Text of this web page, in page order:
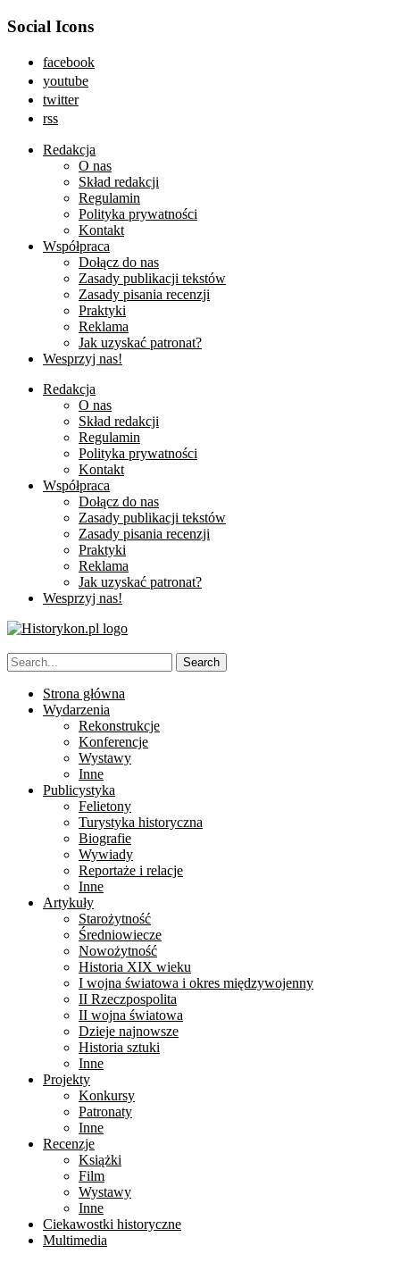
Social Icons
facebook
youtube
twitter
rss
Redakcja
O nas
Skład redakcji
Regulamin
Polityka prywatności
Kontakt
Współpraca
Dołącz do nas
Zasady publikacji tekstów
Zasady pisania recenzji
Praktyki
Reklama
Jak uzyskać patronat?
Wesprzyj nas!
Redakcja
O nas
Skład redakcji
Regulamin
Polityka prywatności
Kontakt
Współpraca
Dołącz do nas
Zasady publikacji tekstów
Zasady pisania recenzji
Praktyki
Reklama
Jak uzyskać patronat?
Wesprzyj nas!
Strona główna
Wydarzenia
Rekonstrukcje
Konferencje
Wystawy
Inne
Publicystyka
Felietony
Turystyka historyczna
Biografie
Wywiady
Reportaże i relacje
Inne
Artykuły
Starożytność
Średniowiecze
Nowożytność
Historia XIX wieku
I wojna światowa i okres międzywojenny
II Rzeczpospolita
II wojna światowa
Dzieje najnowsze
Historia sztuki
Inne
Projekty
Konkursy
Patronaty
Inne
Recenzje
Książki
Film
Wystawy
Inne
Ciekawostki historyczne
Multimedia